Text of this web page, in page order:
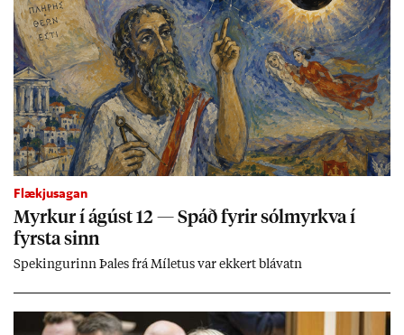
Flækjusagan
Myrk­ur í ág­úst 12 — Spáð fyr­ir sól­myrkva í
fyrsta sinn
Spek­ing­ur­inn Þa­les frá Míletus var ekk­ert blá­vatn